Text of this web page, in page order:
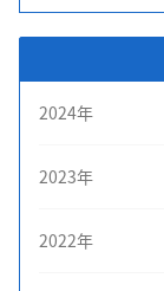
2024年
2023年
2022年